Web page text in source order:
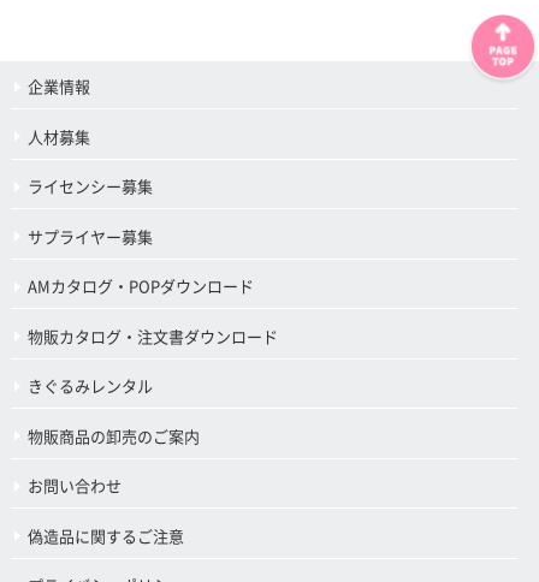
企業情報
人材募集
ライセンシー募集
サプライヤー募集
AMカタログ・POPダウンロード
物販カタログ・注文書ダウンロード
きぐるみレンタル
物販商品の卸売のご案内
お問い合わせ
偽造品に関するご注意